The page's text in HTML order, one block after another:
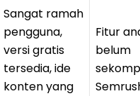
Sangat ramah
pengguna,
versi gratis
tersedia, ide
konten yang
Fitur
belum